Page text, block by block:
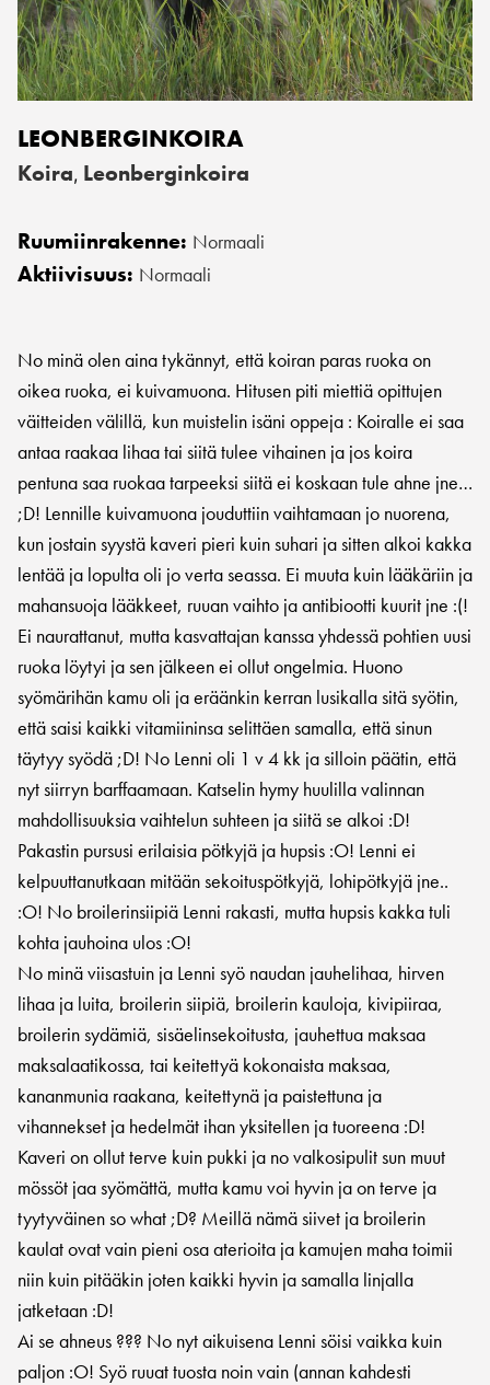
LEONBERGINKOIRA
Koira, Leonberginkoira
Ruumiinrakenne: Normaali
Aktiivisuus: Normaali
No minä olen aina tykännyt, että koiran paras ruoka on
oikea ruoka, ei kuivamuona. Hitusen piti miettiä opittujen
väitteiden välillä, kun muistelin isäni oppeja : Koiralle ei saa
antaa raakaa lihaa tai siitä tulee vihainen ja jos koira
pentuna saa ruokaa tarpeeksi siitä ei koskaan tule ahne jne…
;D! Lennille kuivamuona jouduttiin vaihtamaan jo nuorena,
kun jostain syystä kaveri pieri kuin suhari ja sitten alkoi kakka
lentää ja lopulta oli jo verta seassa. Ei muuta kuin lääkäriin ja
mahansuoja lääkkeet, ruuan vaihto ja antibiootti kuurit jne :(!
Ei naurattanut, mutta kasvattajan kanssa yhdessä pohtien uusi
ruoka löytyi ja sen jälkeen ei ollut ongelmia. Huono
syömärihän kamu oli ja eräänkin kerran lusikalla sitä syötin,
että saisi kaikki vitamiininsa selittäen samalla, että sinun
täytyy syödä ;D! No Lenni oli 1 v 4 kk ja silloin päätin, että
nyt siirryn barffaamaan. Katselin hymy huulilla valinnan
mahdollisuuksia vaihtelun suhteen ja siitä se alkoi :D!
Pakastin pursusi erilaisia pötkyjä ja hupsis :O! Lenni ei
kelpuuttanutkaan mitään sekoituspötkyjä, lohipötkyjä jne..
:O! No broilerinsiipiä Lenni rakasti, mutta hupsis kakka tuli
kohta jauhoina ulos :O!
No minä viisastuin ja Lenni syö naudan jauhelihaa, hirven
lihaa ja luita, broilerin siipiä, broilerin kauloja, kivipiiraa,
broilerin sydämiä, sisäelinsekoitusta, jauhettua maksaa
maksalaatikossa, tai keitettyä kokonaista maksaa,
kananmunia raakana, keitettynä ja paistettuna ja
vihannekset ja hedelmät ihan yksitellen ja tuoreena :D!
Kaveri on ollut terve kuin pukki ja no valkosipulit sun muut
mössöt jaa syömättä, mutta kamu voi hyvin ja on terve ja
tyytyväinen so what ;D? Meillä nämä siivet ja broilerin
kaulat ovat vain pieni osa aterioita ja kamujen maha toimii
niin kuin pitääkin joten kaikki hyvin ja samalla linjalla
jatketaan :D!
Ai se ahneus ??? No nyt aikuisena Lenni söisi vaikka kuin
paljon :O! Syö ruuat tuosta noin vain (annan kahdesti